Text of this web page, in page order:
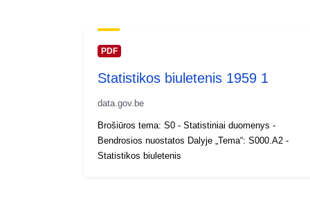
PDF
Statistikos biuletenis 1959 1
data.gov.be
Brošiūros tema: S0 - Statistiniai duomenys -
Bendrosios nuostatos Dalyje „Tema“: S000.A2 -
Statistikos biuletenis